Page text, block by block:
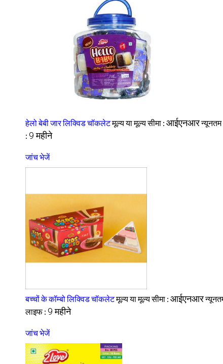
हेलो बेबी जार लिक्विड चॉकलेटमूल्य या मूल्य सीमा : आईएनआरन्यूनतम
: 9 महीने
जांच भेजें
बच्चों के कॉम्बो लिक्विड चॉकलेटमूल्य या मूल्य सीमा : आईएनआर
लाइफ : 9 महीने
जांच भेजें